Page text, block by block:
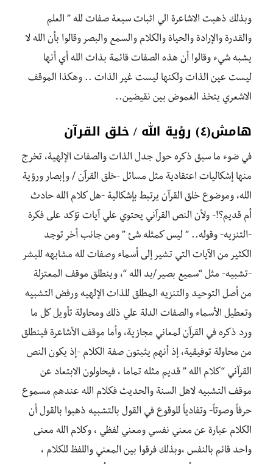
‎وبذلك ذهبت الاشاعرة الي اثبات سبعة صفات لله ” العلم
والقدرة والإرادة والحياة والكلام والسمع والبصر وقالوا بأن الله لا
يشبه شيء وقالوا أن هذه الصفات قائمة بذات الله أي أنها
ليست عين الذات ولكنها ليست غير الذات .. وهكذا الموقف
الاشعري يتخذ الغموض بين نقيضين..
هامش(٤) رؤية الله / خلق القرآن
في ضوء ما سبق ذكره حول جدل الذات والصفات الإلهية، تخرج
منها إشكاليات اعتقادية مثل مسائل -خلق القرآن / وإبصار ورؤية
الله، وموضوع خلق القرآن يرتبط بإشكالية -هل كلام الله حادث
أم قديم؟!- ولأن النص القرآني يحتوي علي آيات تؤكد على فكرة
-التنزيه- وقوله.. ” ليس كمثله شئ ” ومن جانب أخر توجد
الكثير من الآيات التي تشير إلى أسماء وصفات لله مشابهه للبشر
-تشبيه- مثل “سميع بصير/يد الله “، وينطلق موقف المعتزلة
من أصل التوحيد والتنزيه المطلق للذات الإلهيه ورفض التشبيه
وتعطيل الأسماء والصفات الدلة علي ذلك ومحاولة تأويل كل ما
ورد ذكره في القرآن لمعاني مجازية، وأما موقف الأشاعرة فينطلق
من محاولة توفيقية، إذ أنهم يثبتون صفة الكلام -إذ يكون النص
القرآني “كلام الله ” قديم مثله تماما ، فيحاولون الابتعاد عن
موقف التشبيه لاهل السنة والحديث فكلام الله عندهم مسموع
حرفاً وصوتاً- وتفادياً للوقوع في القول بالتشبيه ذهبوا بالقول أن
الكلام عبارة عن معني نفسي ومعني لفظي ، وكلام الله معنى
واحد قائم بالنفس ،وبذلك فرقوا بين المعني واللفظ للكلام ،